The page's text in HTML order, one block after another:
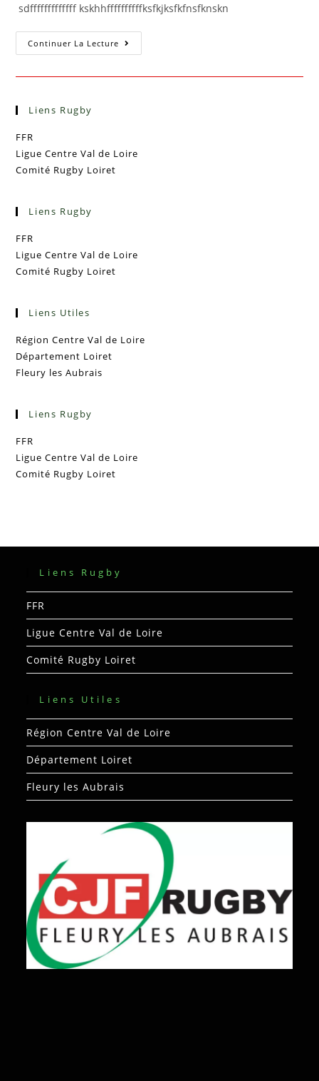
sdfffffffffffff kskhhffffffffffksfkjksfkfnsfknskn
Continuer La Lecture
Liens Rugby
FFR
Ligue Centre Val de Loire
Comité Rugby Loiret
Liens Rugby
FFR
Ligue Centre Val de Loire
Comité Rugby Loiret
Liens Utiles
Région Centre Val de Loire
Département Loiret
Fleury les Aubrais
Liens Rugby
FFR
Ligue Centre Val de Loire
Comité Rugby Loiret
Liens Rugby
FFR
Ligue Centre Val de Loire
Comité Rugby Loiret
Liens Utiles
Région Centre Val de Loire
Département Loiret
Fleury les Aubrais